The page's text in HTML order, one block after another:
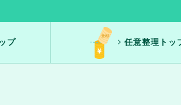
プ 任意整理トッ